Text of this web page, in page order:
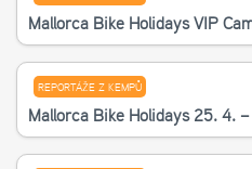
Mallorca Bike Holidays VIP
REPORTÁŽE Z KEMPŮ
Mallorca Bike Holidays 25. 4.